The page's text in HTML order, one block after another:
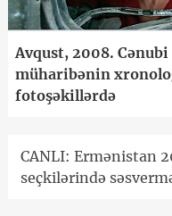
Avqust, 2008.
müharibənin
fotoşəkillərdə
CANLI: Ermənistan
seçkilərində